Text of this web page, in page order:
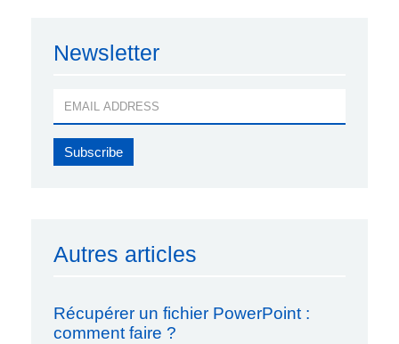
Newsletter
Autres articles
Récupérer un fichier PowerPoint :
comment faire ?